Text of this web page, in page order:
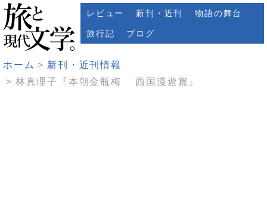
レビュー 新刊・近刊 物語の舞台
旅行記 ブログ
ホーム
新刊・近刊情報
林真理子『本朝金瓶梅 西国漫遊篇』